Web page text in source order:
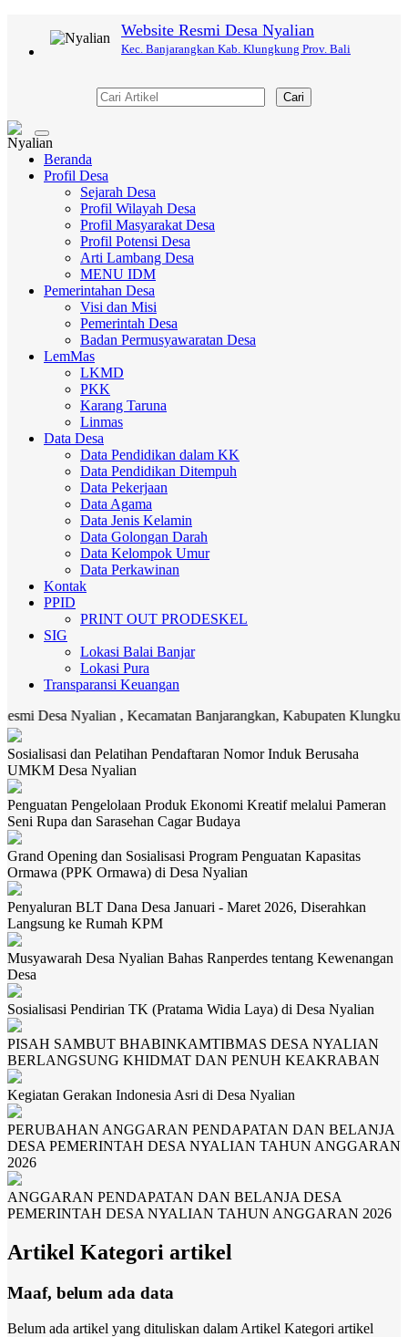
Website Resmi Desa Nyalian
Kec. Banjarangkan Kab. Klungkung Prov. Bali
Cari
Toggle
navigation
Beranda
Profil Desa
Sejarah Desa
Profil Wilayah Desa
Profil Masyarakat Desa
Profil Potensi Desa
Arti Lambang Desa
MENU IDM
Pemerintahan Desa
Visi dan Misi
Pemerintah Desa
Badan Permusyawaratan Desa
LemMas
LKMD
PKK
Karang Taruna
Linmas
Data Desa
Data Pendidikan dalam KK
Data Pendidikan Ditempuh
Data Pekerjaan
Data Agama
Data Jenis Kelamin
Data Golongan Darah
Data Kelompok Umur
Data Perkawinan
Kontak
PPID
PRINT OUT PRODESKEL
SIG
Lokasi Balai Banjar
Lokasi Pura
Transparansi Keuangan
Nyalian , Kecamatan Banjarangkan, Kabupaten Klungkung.
Sosialisasi dan Pelatihan Pendaftaran Nomor Induk Berusaha
UMKM Desa Nyalian
Penguatan Pengelolaan Produk Ekonomi Kreatif melalui Pameran
Seni Rupa dan Sarasehan Cagar Budaya
Grand Opening dan Sosialisasi Program Penguatan Kapasitas
Ormawa (PPK Ormawa) di Desa Nyalian
Penyaluran BLT Dana Desa Januari - Maret 2026, Diserahkan
Langsung ke Rumah KPM
Musyawarah Desa Nyalian Bahas Ranperdes tentang Kewenangan
Desa
Sosialisasi Pendirian TK (Pratama Widia Laya) di Desa Nyalian
PISAH SAMBUT BHABINKAMTIBMAS DESA NYALIAN
BERLANGSUNG KHIDMAT DAN PENUH KEAKRABAN
Kegiatan Gerakan Indonesia Asri di Desa Nyalian
PERUBAHAN ANGGARAN PENDAPATAN DAN BELANJA
DESA PEMERINTAH DESA NYALIAN TAHUN ANGGARAN
2026
ANGGARAN PENDAPATAN DAN BELANJA DESA
PEMERINTAH DESA NYALIAN TAHUN ANGGARAN 2026
Artikel Kategori artikel
Maaf, belum ada data
Belum ada artikel yang dituliskan dalam Artikel Kategori artikel